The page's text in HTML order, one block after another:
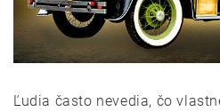
Ľudia často nevedia, čo